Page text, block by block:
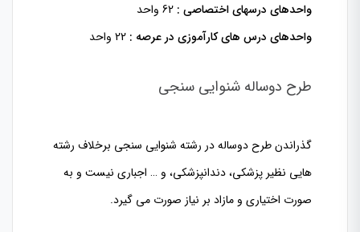
واحدهای درسهای اختصاصی :
واحدهای درس های کارآموزی در عرصه :
طرح دوساله شنوایی سنجی
گذراندن طرح دوساله در رشته شنوایی سنجی برخلاف رشته
هایی نظیر پزشکی، دندانپزشکی، و … اجباری نیست و به
صورت اختیاری و مازاد بر نیاز صورت می گیرد.